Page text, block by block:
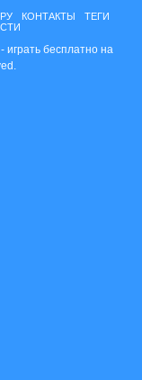
КОНТАКТЫ
ТЕГИ
бесплатно на